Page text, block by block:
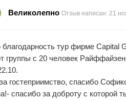
Великолепно Отзыв написан: 21
тур фирме Capital
группы с 20 человек
гостеприимство, спасибо
спасибо за доброту с которой